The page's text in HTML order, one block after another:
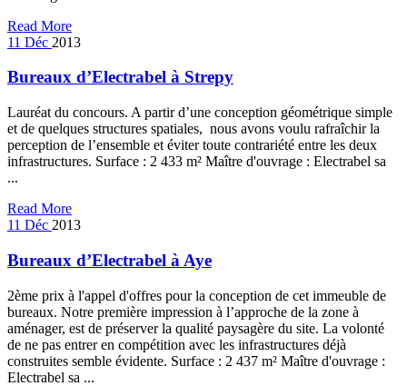
Read More
11 Déc 2013
Bureaux d’Electrabel à Strepy
Lauréat du concours. A partir d’une conception géométrique simple
et de quelques structures spatiales, nous avons voulu rafraîchir la
perception de l’ensemble et éviter toute contrariété entre les deux
infrastructures. Surface : 2 433 m² Maître d'ouvrage : Electrabel sa
...
Read More
11 Déc 2013
Bureaux d’Electrabel à Aye
2ème prix à l'appel d'offres pour la conception de cet immeuble de
bureaux. Notre première impression à l’approche de la zone à
aménager, est de préserver la qualité paysagère du site. La volonté
de ne pas entrer en compétition avec les infrastructures déjà
construites semble évidente. Surface : 2 437 m² Maître d'ouvrage :
Electrabel sa ...